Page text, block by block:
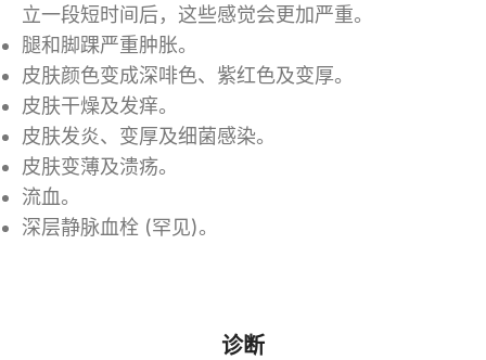
立一段短时间后，这些感觉会更加严重。
腿和脚踝严重肿胀。
皮肤颜色变成深啡色、紫红色及变厚。
皮肤干燥及发痒。
皮肤发炎、变厚及细菌感染。
皮肤变薄及溃疡。
流血。
深层静脉血栓 (罕见)。
诊断